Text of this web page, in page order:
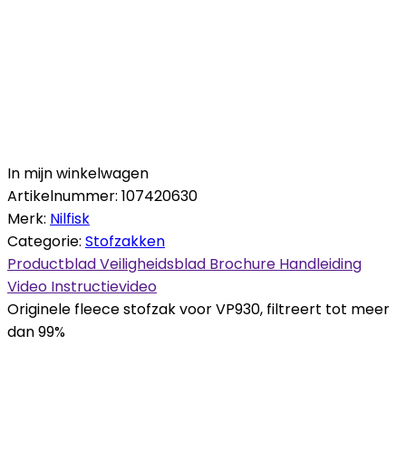
In mijn winkelwagen
Artikelnummer: 107420630
Merk: Nilfisk
Categorie: Stofzakken
ProductbladVeiligheidsblad Brochure Handleiding
Video Instructievideo
Originele fleece stofzak voor VP930, filtreert tot meer
dan 99%